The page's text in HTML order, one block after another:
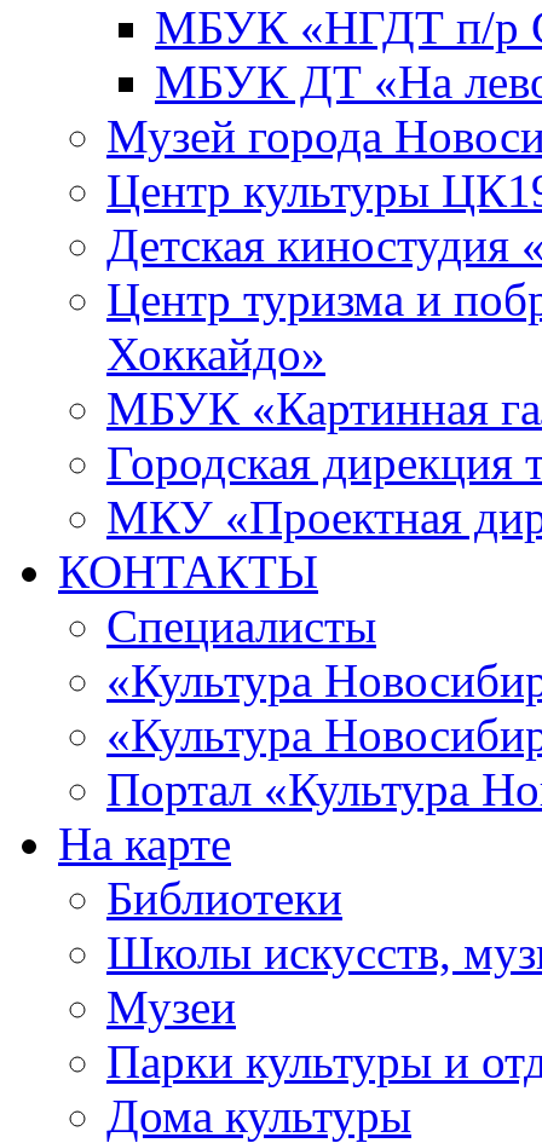
МБУК «НГДТ п/р
МБУК ДТ «На
Музей города
Центр культуры
Детская киностудия
Центр туризма и
Хоккайдо»
МБУК «Картинная
Городская дирекция
МКУ «Проектная
КОНТАКТЫ
Специалисты
«Культура
«Культура
Портал «Культура
На карте
Библиотеки
Школы искусств,
Музеи
Парки культуры и
Дома культуры